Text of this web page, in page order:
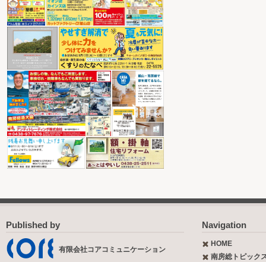
Published by
有限会社コアコミュニケーション
Navigation
HOME
南房総トピック